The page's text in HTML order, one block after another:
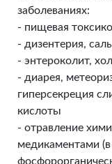
заболеваниях:
- пищевая
- дизентерия,
- энтероколит,
- диарея,
гиперсекреция
кислоты
- отравление
медикаментами (в